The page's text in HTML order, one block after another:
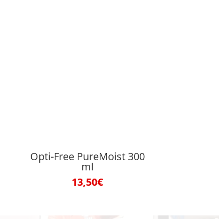
Opti-Free PureMoist 300
ml
13,50€